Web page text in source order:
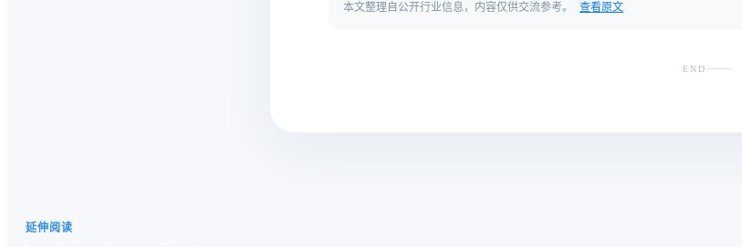
本文整理自公开行业信息，内容仅供交流参考。 查看原文
END
延伸阅读